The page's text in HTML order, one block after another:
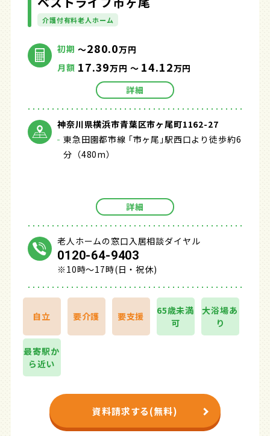
介護付有料老人ホーム
初期 ～280.0万円
月額 17.39万円 ～ 14.12万円
詳細
神奈川県横浜市青葉区市ヶ尾町1162-27
東急田園都市線 ｢市ヶ尾｣駅西口より徒歩約6
分（480m）
詳細
老人ホームの窓口入居相談ダイヤル
0120-64-9403
※10時～17時(日・祝休)
自立 要介護 要支援
65歳未満
可
大浴場あ
り
最寄駅か
ら近い
資料請求する(無料)